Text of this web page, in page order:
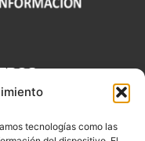
tecnologías como las
tecnologías y